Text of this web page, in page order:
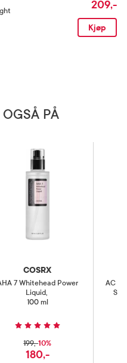
209,-
Kjøp
PÅ
COSRX
7 Whitehead Power
Liquid,
100 ml
199,-10%
180,-
AC